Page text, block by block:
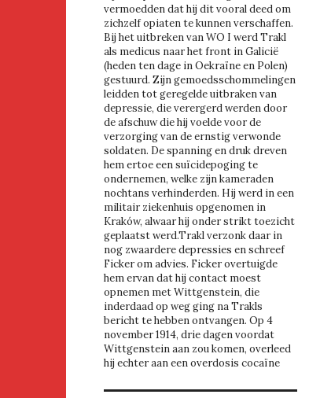
vermoedden dat hij dit vooral deed om
zichzelf opiaten te kunnen verschaffen.
Bij het uitbreken van WO I werd Trakl
als medicus naar het front in Galicië
(heden ten dage in Oekraïne en Polen)
gestuurd. Zijn gemoedsschommelingen
leidden tot geregelde uitbraken van
depressie, die verergerd werden door
de afschuw die hij voelde voor de
verzorging van de ernstig verwonde
soldaten. De spanning en druk dreven
hem ertoe een suïcidepoging te
ondernemen, welke zijn kameraden
nochtans verhinderden. Hij werd in een
militair ziekenhuis opgenomen in
Kraków, alwaar hij onder strikt toezicht
geplaatst werd.Trakl verzonk daar in
nog zwaardere depressies en schreef
Ficker om advies. Ficker overtuigde
hem ervan dat hij contact moest
opnemen met Wittgenstein, die
inderdaad op weg ging na Trakls
bericht te hebben ontvangen. Op 4
november 1914, drie dagen voordat
Wittgenstein aan zou komen, overleed
hij echter aan een overdosis cocaïne